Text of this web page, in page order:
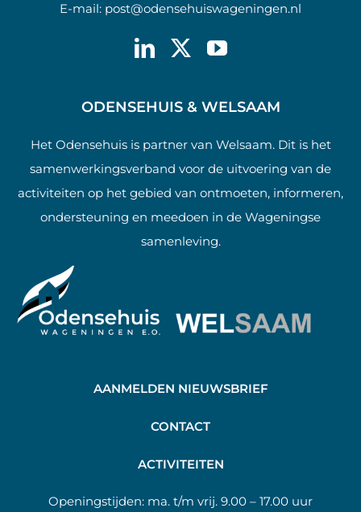
E-mail: post@odensehuiswageningen.nl
ODENSEHUIS & WELSAAM
Het Odensehuis is partner van Welsaam. Dit is het
samenwerkingsverband voor de uitvoering van de
activiteiten op het gebied van ontmoeten, informeren,
ondersteuning en meedoen in de Wageningse
samenleving.
AANMELDEN NIEUWSBRIEF
CONTACT
ACTIVITEITEN
Openingstijden: ma. t/m vrij. 9.00 – 17.00 uur